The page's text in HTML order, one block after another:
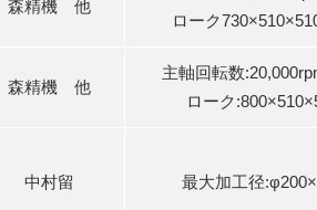
森精機 他
ローク
森精機 他
主軸回転数
ローク
中村留 最大加工径